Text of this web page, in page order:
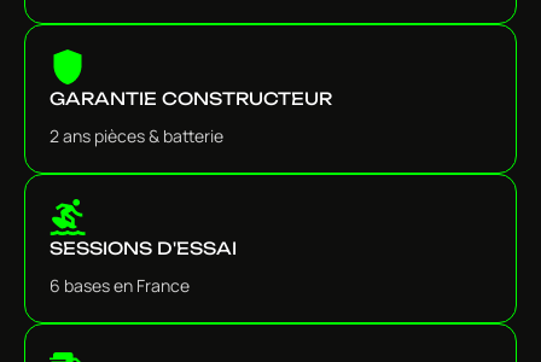
GARANTIE CONSTRUCTEUR
2 ans pièces & batterie
SESSIONS D'ESSAI
6 bases en France